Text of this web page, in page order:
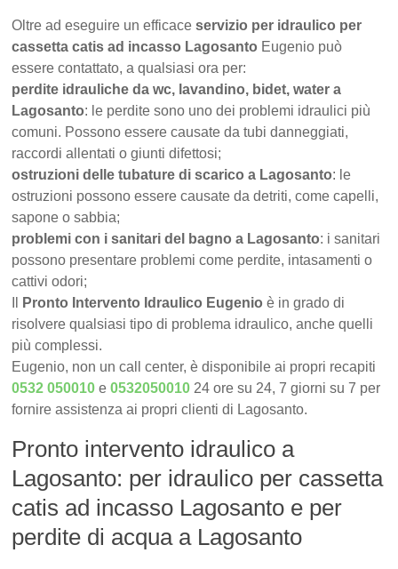
Oltre ad eseguire un efficaceservizio per idraulico per
cassetta catis ad incasso Lagosanto Eugenio può
essere contattato, a qualsiasi ora per:
perdite idrauliche da wc, lavandino, bidet, water a
Lagosanto: le perdite sono uno dei problemi idraulici più
comuni. Possono essere causate da tubi danneggiati,
raccordi allentati o giunti difettosi;
ostruzioni delle tubature di scarico a Lagosanto: le
ostruzioni possono essere causate da detriti, come capelli,
sapone o sabbia;
problemi con i sanitari del bagno a Lagosanto: i sanitari
possono presentare problemi come perdite, intasamenti o
cattivi odori;
Pronto Intervento Idraulico Eugenio è in grado di
risolvere qualsiasi tipo di problema idraulico, anche quelli
più complessi.
Eugenio, non un call center, è disponibile ai propri recapiti
0532 050010 e0532050010 24 ore su 24, 7 giorni su 7 per
fornire assistenza ai propri clienti di Lagosanto.
Pronto intervento idraulico a
Lagosanto: per idraulico per cassetta
catis ad incasso Lagosanto e per
perdite di acqua a Lagosanto